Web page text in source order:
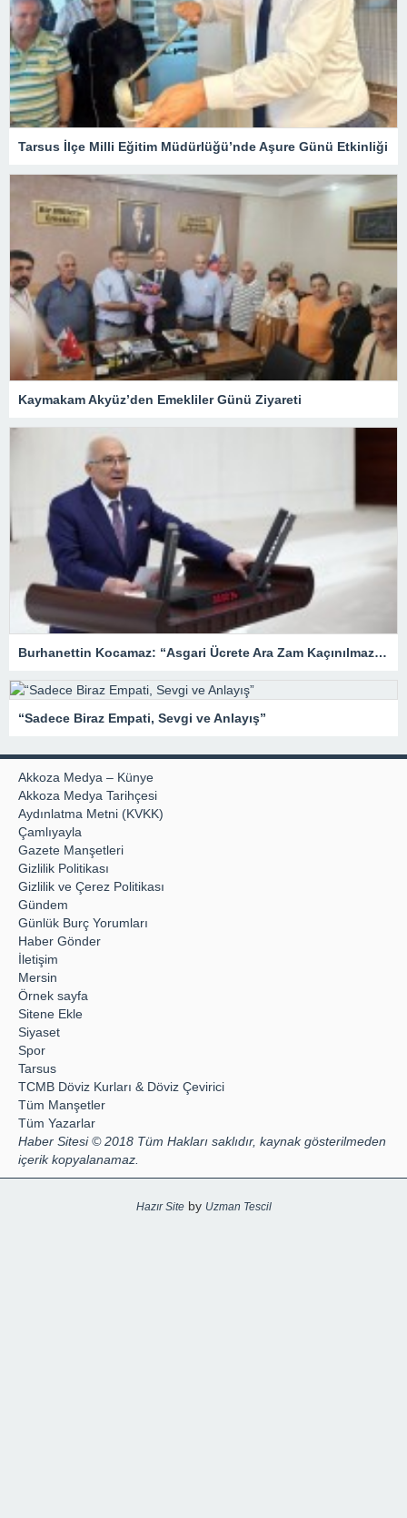
Tarsus İlçe Milli Eğitim Müdürlüğü’nde Aşure Günü Etkinliği
Kaymakam Akyüz’den Emekliler Günü Ziyareti
Burhanettin Kocamaz: “Asgari Ücrete Ara Zam Kaçınılmaz Hale Geldi”
“Sadece Biraz Empati, Sevgi ve Anlayış”
Akkoza Medya – Künye
Akkoza Medya Tarihçesi
Aydınlatma Metni (KVKK)
Çamlıyayla
Gazete Manşetleri
Gizlilik Politikası
Gizlilik ve Çerez Politikası
Gündem
Günlük Burç Yorumları
Haber Gönder
İletişim
Mersin
Örnek sayfa
Sitene Ekle
Siyaset
Spor
Tarsus
TCMB Döviz Kurları & Döviz Çevirici
Tüm Manşetler
Tüm Yazarlar
Haber Sitesi © 2018 Tüm Hakları saklıdır, kaynak gösterilmeden
içerik kopyalanamaz.
Hazır Siteby Uzman Tescil